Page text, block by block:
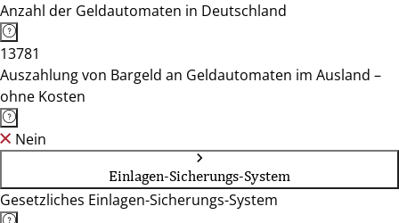
Anzahl der Geldautomaten in Deutschland
13781
Auszahlung von Bargeld an Geldautomaten im Ausland –
ohne Kosten
Nein
Einlagen-Sicherungs-System
Gesetzliches Einlagen-Sicherungs-System